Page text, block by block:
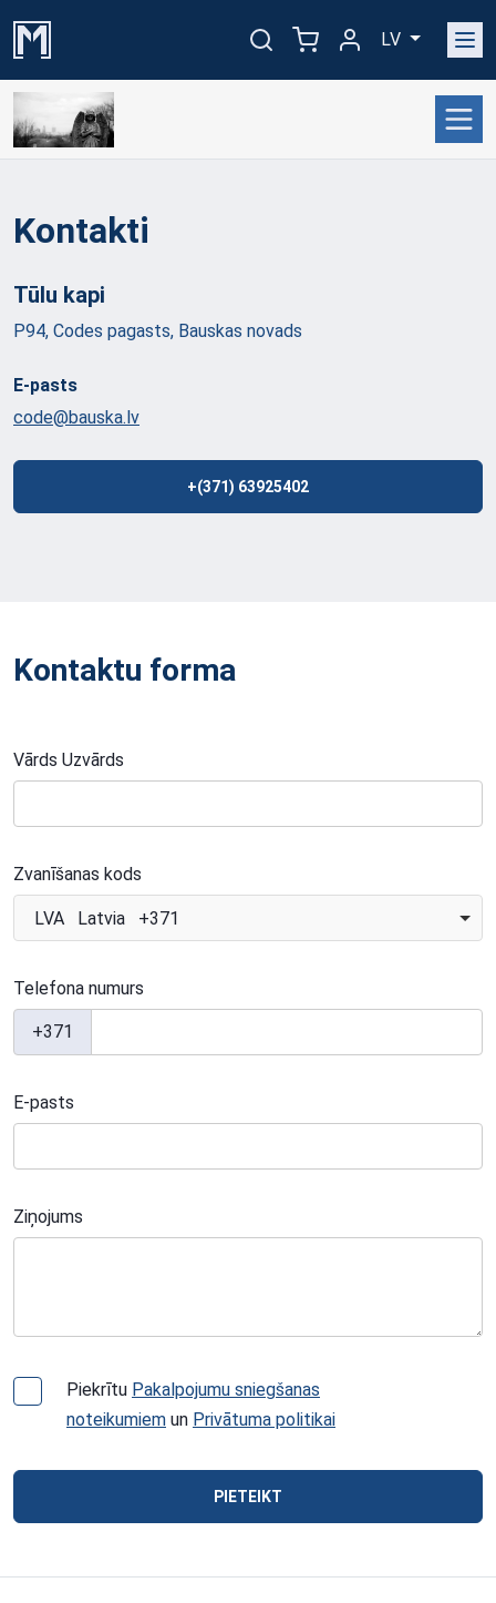
LV
Kontakti
Tūlu kapi
P94, Codes pagasts, Bauskas novads
E-pasts
code@bauska.lv
+(371) 63925402
Kontaktu forma
Vārds Uzvārds
Zvanīšanas kods
LVA Latvia +371
Telefona numurs
+371
E-pasts
Ziņojums
Piekrītu Pakalpojumu sniegšanas
noteikumiem un Privātuma politikai
PIETEIKT